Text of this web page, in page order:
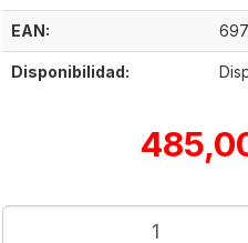
EAN:
Disponibilidad: